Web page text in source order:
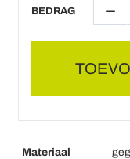
BEDRAG
Materiaal